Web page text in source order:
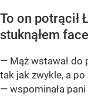
To on potrącił
stuknąłem
— Mąż wstawał do
tak jak zwykle, a
— wspominała pani